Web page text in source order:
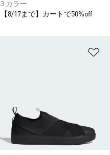
3 カラー
【8/17まで】カートで50%off